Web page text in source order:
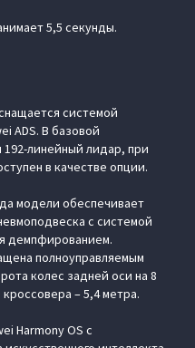
5,5 секунды.
системой
ADS. В базовой
192-линейный лидар, при
в качестве опции.
модели обеспечивает
с системой
демпфированием.
полноуправляемым
колес задней оси на 8
– 5,4 метра.
Harmony OS с